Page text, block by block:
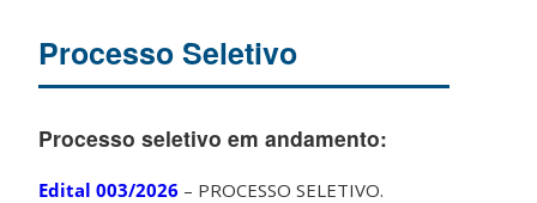
Processo Seletivo
Processo seletivo em andamento:
Edital 003/2026 – PROCESSO SELETIVO.